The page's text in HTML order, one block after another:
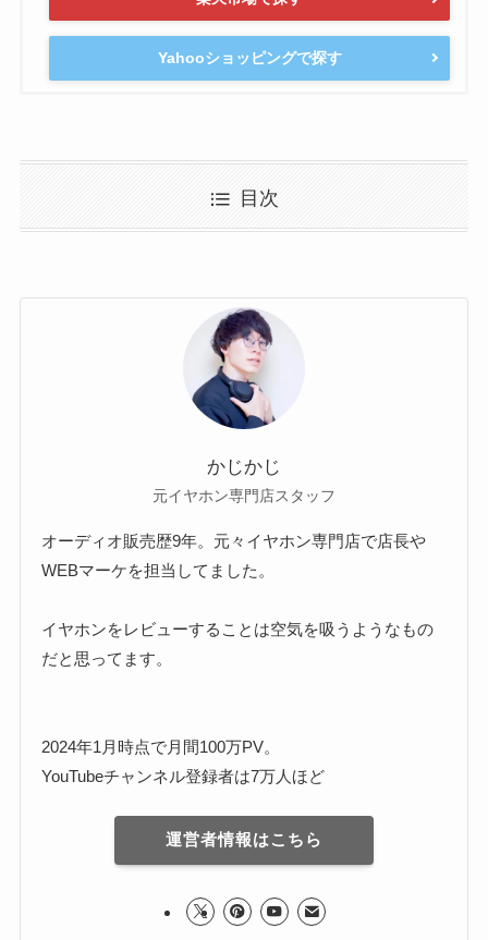
Yahooショッピングで探す
目次
かじかじ
元イヤホン専門店スタッフ
オーディオ販売歴9年。元々イヤホン専門店で店長や
WEBマーケを担当してました。
イヤホンをレビューすることは空気を吸うようなもの
だと思ってます。
2024年1月時点で月間100万PV。
YouTubeチャンネル登録者は7万人ほど
運営者情報はこちら